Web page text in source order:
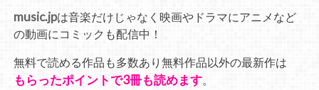
music.jpは音楽だけじゃなく映画やドラマにアニメなど
の動画にコミックも配信中！
無料で読める作品も多数あり無料作品以外の最新作は
もらったポイントで3冊も読めます。